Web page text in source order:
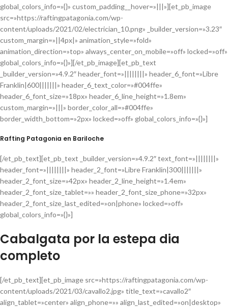
global_colors_info=»{}» custom_padding__hover=»|||»][et_pb_image
src=»https://raftingpatagonia.com/wp-
content/uploads/2021/02/electrician_10.png» _builder_version=»3.23″
custom_margin=»||4px|» animation_style=»fold»
animation_direction=»top» always_center_on_mobile=»off» locked=»off»
global_colors_info=»{}»][/et_pb_image][et_pb_text
_builder_version=»4.9.2″ header_font=»||||||||» header_6_font=»Libre
Franklin|600|||||||» header_6_text_color=»#004ffe»
header_6_font_size=»18px» header_6_line_height=»1.8em»
custom_margin=»|||» border_color_all=»#004ffe»
border_width_bottom=»2px» locked=»off» global_colors_info=»{}»]
Rafting Patagonia en Bariloche
[/et_pb_text][et_pb_text _builder_version=»4.9.2″ text_font=»||||||||»
header_font=»||||||||» header_2_font=»Libre Franklin|300|||||||»
header_2_font_size=»42px» header_2_line_height=»1.4em»
header_2_font_size_tablet=»» header_2_font_size_phone=»32px»
header_2_font_size_last_edited=»on|phone» locked=»off»
global_colors_info=»{}»]
Cabalgata por la estepa dia
completo
[/et_pb_text][et_pb_image src=»https://raftingpatagonia.com/wp-
content/uploads/2021/03/cavallo2.jpg» title_text=»cavallo2″
align_tablet=»center» align_phone=»» align_last_edited=»on|desktop»